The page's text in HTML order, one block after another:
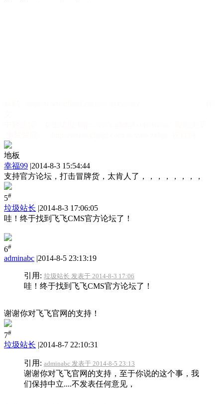
地板
幸福99 |2014-8-3 15:54:44
支持官方论坛 ，打击冒牌货，太肯人了，，，，，，，，
5#
垃圾站长 |2014-8-3 17:06:05
哇！终于找到飞飞CMS官方论坛了！
6#
adminabc |2014-8-5 23:13:19
引用: 垃圾站长 发表于 2014-8-3 17:06
哇！终于找到飞飞CMS官方论坛了！
谢谢你对飞飞官网的支持！
7#
垃圾站长 |2014-8-7 22:10:31
引用: adminabc 发表于 2014-8-5 23:13
谢谢你对飞飞官网的支持，至于你说的这个事，我
们保持中立....不发表任何意见，